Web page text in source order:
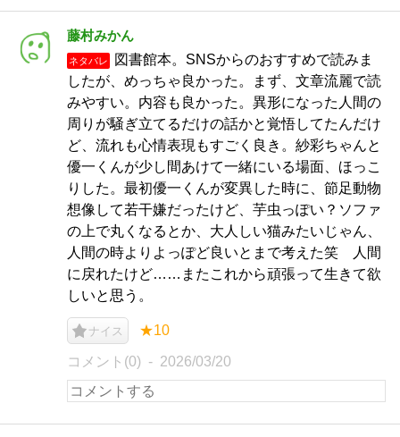
藤村みかん
ネタバレ
図書館本。SNSからのおすすめで読みま
したが、めっちゃ良かった。まず、文章流麗で読
みやすい。内容も良かった。異形になった人間の
周りが騒ぎ立てるだけの話かと覚悟してたんだけ
ど、流れも心情表現もすごく良き。紗彩ちゃんと
優一くんが少し間あけて一緒にいる場面、ほっこ
りした。最初優一くんが変異した時に、節足動物
想像して若干嫌だったけど、芋虫っぽい？ソファ
の上で丸くなるとか、大人しい猫みたいじゃん、
人間の時よりよっぽど良いとまで考えた笑 人間
に戻れたけど……またこれから頑張って生きて欲
しいと思う。
ナイス ★10
コメント(0) 2026/03/20